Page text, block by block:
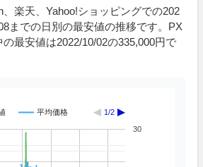
楽天、Yahoo!ショッピングでの202
までの日別の最安値の推移です。PX
最安値は2022/10/02の335,000円で
平均価格 1/2
30